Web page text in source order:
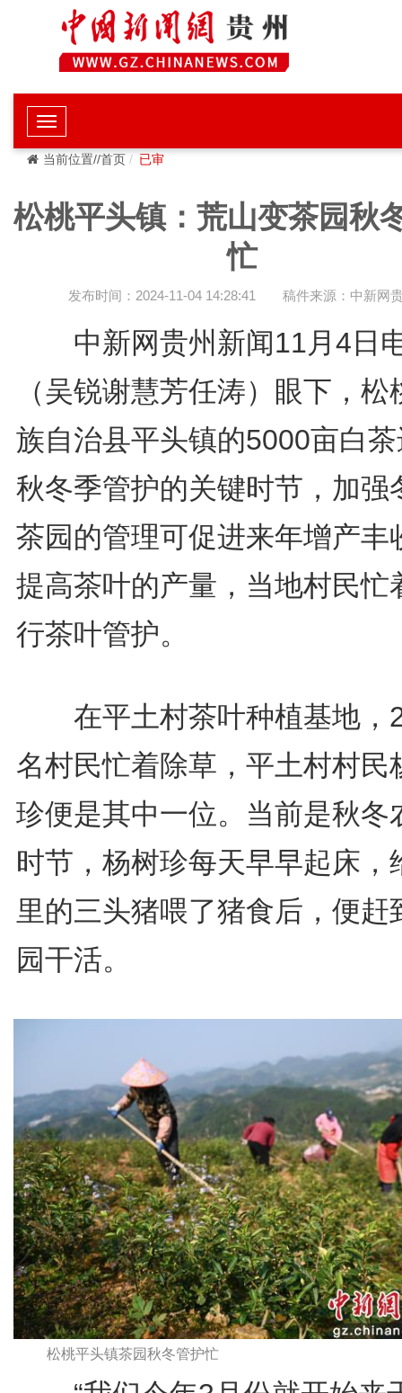
当前位置//首页 已审
松桃平头镇：荒山变茶园秋
忙
发布时间：2024-11-04 14:28:41 稿件来源：中新网
中新网贵州新闻11月4
（吴锐谢慧芳任涛）眼下，松
族自治县平头镇的5000亩白
秋冬季管护的关键时节，加强
茶园的管理可促进来年增产丰
提高茶叶的产量，当地村民忙
行茶叶管护。
在平土村茶叶种植基地，
名村民忙着除草，平土村村民
珍便是其中一位。当前是秋冬
时节，杨树珍每天早早起床，
里的三头猪喂了猪食后，便赶
园干活。
松桃平头镇茶园秋冬管护忙